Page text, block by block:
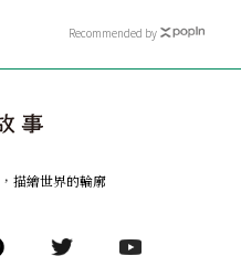
Recommended by
， 描繪世界的輪廓